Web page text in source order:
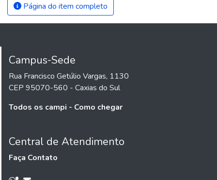
Página do item completo
Campus-Sede
Rua Francisco Getúlio Vargas, 1130
CEP 95070-560 - Caxias do Sul
Todos os campi - Como chegar
Central de Atendimento
Faça Contato